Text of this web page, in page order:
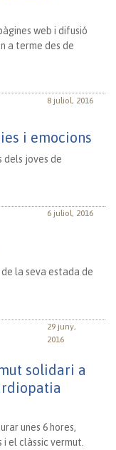
web i difusió
a terme des de
8 juliol, 2016
i emocions
dels joves de
6 juliol, 2016
de la seva estada de
29 juny,
2016
solidari a
unes 6 hores,
el clàssic vermut.